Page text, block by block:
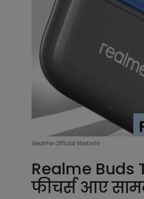
Realme Official Website
Realme Buds
फीचर्स आए